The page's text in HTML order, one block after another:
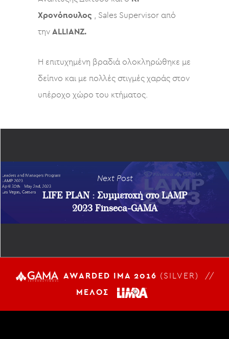
Χρονόπουλος , Sales Supervisor από
την ALLIANZ.
Η επιτυχημένη βραδιά ολοκληρώθηκε με
δείπνο και με πολλές στιγμές χαράς στον
υπέροχο χώρο του κτήματος.
Next Post
LIFE PLAN : Συμμετοχή στο LAMP
2023 Finseca-GAMA
AWARDED IMA 2016 (SILVER) //
ΜΕΛΟΣ